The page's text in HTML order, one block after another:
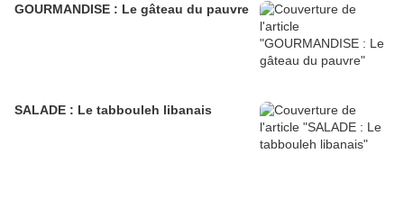
GOURMANDISE : Le gâteau du pauvre
SALADE : Le tabbouleh libanais